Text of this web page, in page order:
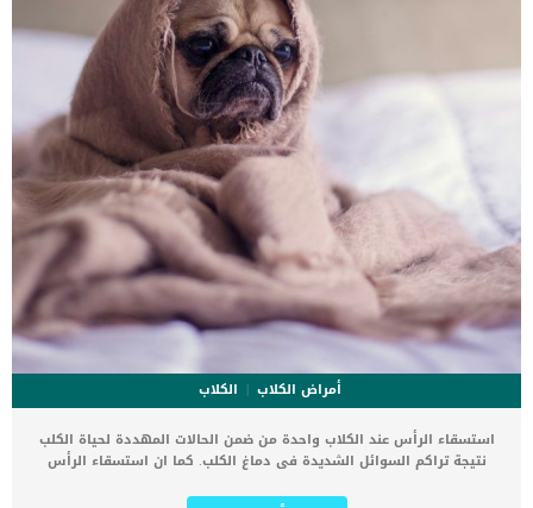
أمراض الكلاب
الكلاب
استسقاء الرأس عند الكلاب واحدة من ضمن الحالات المهددة لحياة الكلب
نتيجة تراكم السوائل الشديدة فى دماغ الكلب. كما ان استسقاء الرأس